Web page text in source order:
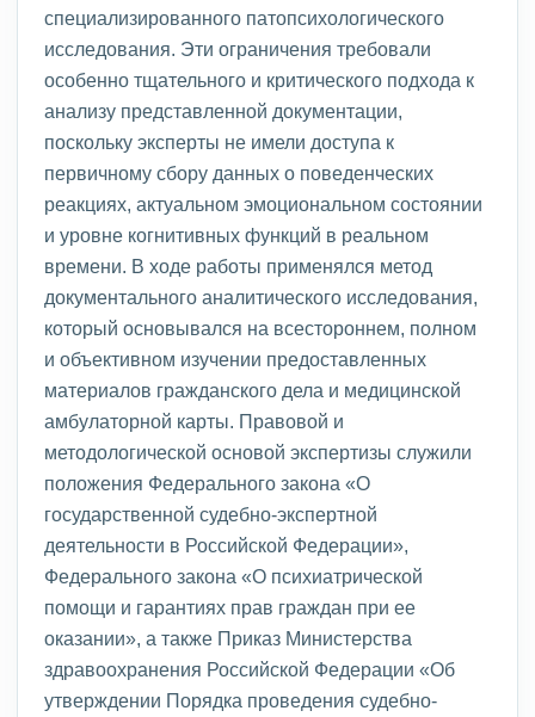
специализированного патопсихологического
исследования. Эти ограничения требовали
особенно тщательного и критического подхода к
анализу представленной документации,
поскольку эксперты не имели доступа к
первичному сбору данных о поведенческих
реакциях, актуальном эмоциональном состоянии
и уровне когнитивных функций в реальном
времени. В ходе работы применялся метод
документального аналитического исследования,
который основывался на всестороннем, полном
и объективном изучении предоставленных
материалов гражданского дела и медицинской
амбулаторной карты. Правовой и
методологической основой экспертизы служили
положения Федерального закона «О
государственной судебно-экспертной
деятельности в Российской Федерации»,
Федерального закона «О психиатрической
помощи и гарантиях прав граждан при ее
оказании», а также Приказ Министерства
здравоохранения Российской Федерации «Об
утверждении Порядка проведения судебно-